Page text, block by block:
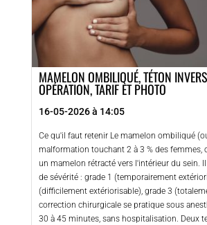
MAMELON OMBILIQUÉ, TÉTON
OPÉRATION, TARIF ET PHOTO
16-05-2026 à 14:05
Ce qu'il faut retenir Le mamelon ombiliqué
malformation touchant 2 à 3 % des femmes,
un mamelon rétracté vers l'intérieur du sein.
de sévérité : grade 1 (temporairement
(difficilement extériorisable), grade 3
correction chirurgicale se pratique sous
30 à 45 minutes, sans hospitalisation. Deux